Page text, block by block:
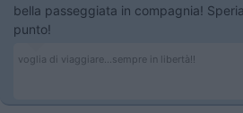
bella passeggiata in compagnia!
punto!
voglia di viaggiare...sempre in libertà!!